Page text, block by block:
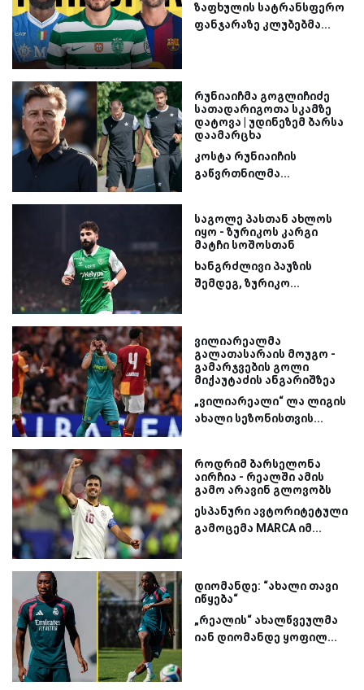
ზაფხულის სატრანსფერო
ფანჯარაზე კლუბებმა...
რუნიაიჩმა გოგლიჩიძე
სათადარიგოთა სკამზე
დატოვა | უდინეზემ ბარსა
დაამარცხა
კოსტა რუნიაიჩის
გაწვრთნილმა...
საგოლე პასთან ახლოს
იყო - ზურიკოს კარგი
მატჩი სოშოსთან
ხანგრძლივი პაუზის
შემდეგ, ზურიკო...
ვილიარეალმა
გალათასარაის მოუგო -
გამარჯვების გოლი
მიქაუტაძის ანგარიშზეა
„ვილიარეალი“ ლა ლიგის
ახალი სეზონისთვის...
როდრიმ ბარსელონა
აირჩია - რეალში ამის
გამო არავინ გლოვობს
ესპანური ავტორიტეტული
გამოცემა MARCA იმ...
დიომანდე: “ახალი თავი
იწყება“
„რეალის“ ახალწვეულმა
იან დიომანდე ყოფილ...